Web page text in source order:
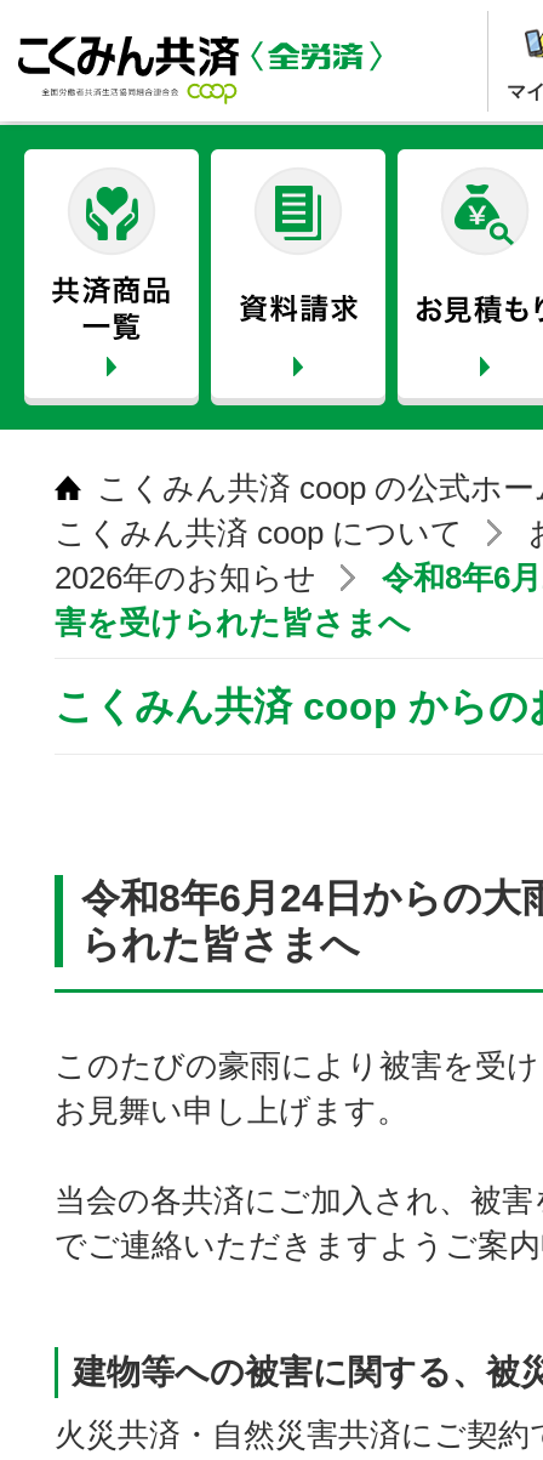
マ
こくみん共済 coop の公式ホ
こくみん共済 coop について
2026年のお知らせ
令和8年6
害を受けられた皆さまへ
こくみん共済 coop からの
令和8年6月24日からの大
られた皆さまへ
このたびの豪雨により被害を受
お見舞い申し上げます。
当会の各共済にご加入され、被
でご連絡いただきますようご案
建物等への被害に関する、被
火災共済・自然災害共済にご契